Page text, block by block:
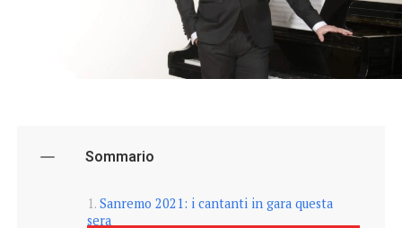
Sommario
Sanremo 2021: i cantanti in gara questa
sera